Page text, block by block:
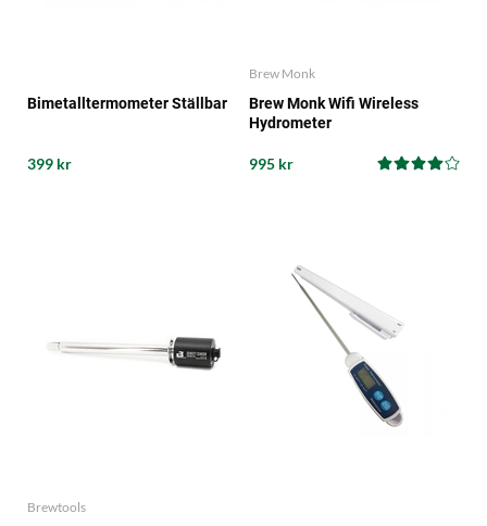
Bimetalltermometer Ställbar
399 kr
Brew Monk
Brew Monk Wifi Wireless
Hydrometer
995 kr
Brewtools